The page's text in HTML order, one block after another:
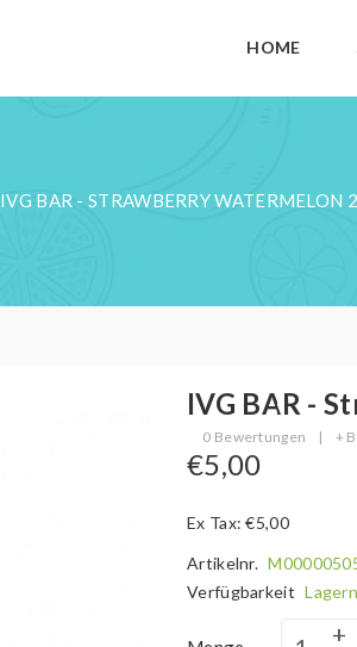
HOME
IVG BAR - STRAWBERRY WATERMELON
IVG BAR -
0 Bewertungen | +
€5,00
Ex Tax: €5,00
Artikelnr.
Verfügbarkeit